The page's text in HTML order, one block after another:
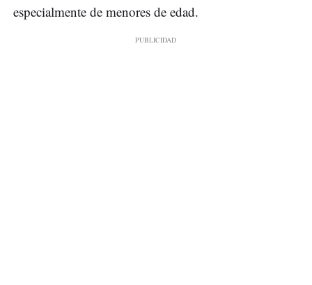
especialmente de menores de edad.